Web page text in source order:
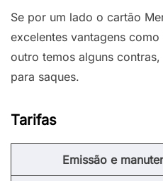
Se por um lado o cartão
excelentes vantagens
outro temos alguns
para saques.
Tarifas
Emissão e